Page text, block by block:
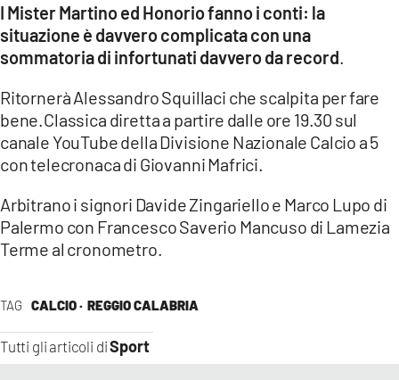
TAG CALCIO · REGGIO CALABRIA
Tutti gli articoli diSport
I Mister Martino ed Honorio fanno i conti: la
situazione è davvero complicata con una
sommatoria di infortunati davvero da record
Ritornerà Alessandro Squillaci che scalpita per fare
bene.Classica diretta a partire dalle ore 19.30 sul
canale YouTube della Divisione Nazionale Calcio a 5
con telecronaca di Giovanni Mafrici.
Arbitrano i signori Davide Zingariello e Marco Lupo di
Palermo con Francesco Saverio Mancuso di Lamezia
Terme al cronometro.